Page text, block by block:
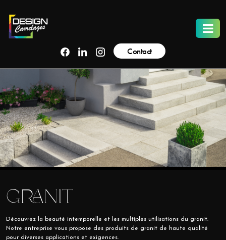
Contact
GRANIT
Découvrez la beauté intemporelle et les multiples utilisations du granit.
Notre entreprise vous propose des produits de granit de haute qualité
pour diverses applications et exigences.